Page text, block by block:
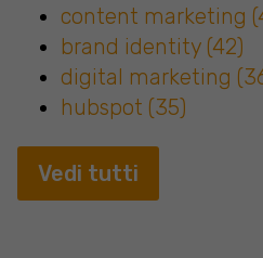
content marketing
brand identity (42)
digital marketing
hubspot (35)
Vedi tutti